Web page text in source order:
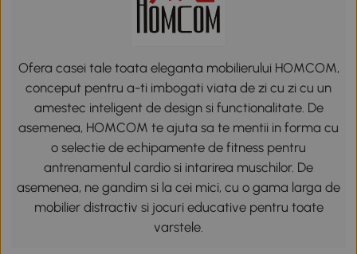
Ofera casei tale toata eleganta mobilierului HOMCOM,
conceput pentru a-ti imbogati viata de zi cu zi cu un
amestec inteligent de design si functionalitate. De
asemenea, HOMCOM te ajuta sa te mentii in forma cu
o selectie de echipamente de fitness pentru
antrenamentul cardio si intarirea muschilor. De
asemenea, ne gandim si la cei mici, cu o gama larga de
mobilier distractiv si jocuri educative pentru toate
varstele.